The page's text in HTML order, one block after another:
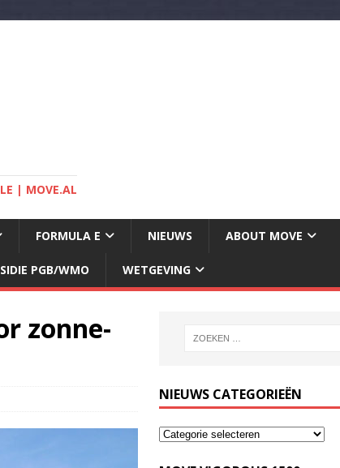
| MOVE.AL
FORMULA E NIEUWS ABOUT MOVE
PGB/WMO WETGEVING
zonne-
NIEUWS CATEGORIEËN